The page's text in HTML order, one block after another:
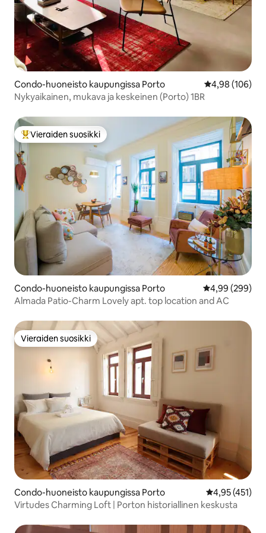
Condo-huoneisto kaupungissa Porto
4,98 (106)
Nykyaikainen, mukava ja keskeinen (Porto) 1BR
Vieraiden suosikkien parhaimmistoa
Vieraiden suosikki
Condo-huoneisto kaupungissa Porto
4,99 (299)
Almada Patio-Charm Lovely apt. top location and AC
Vieraiden suosikki
Vieraiden suosikki
Condo-huoneisto kaupungissa Porto
4,95 (451)
Virtudes Charming Loft | Porton historiallinen keskusta